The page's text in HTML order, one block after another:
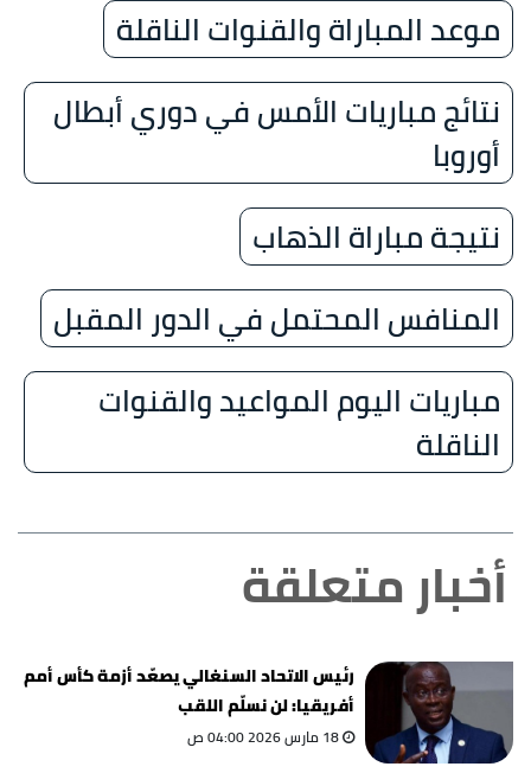
موعد المباراة والقنوات الناقلة
نتائج مباريات الأمس في دوري أبطال
أوروبا
نتيجة مباراة الذهاب
المنافس المحتمل في الدور المقبل
مباريات اليوم المواعيد والقنوات
الناقلة
أخبار متعلقة
رئيس الاتحاد السنغالي يصعّد أزمة كأس أمم
أفريقيا: لن نسلّم اللقب
18 مارس 2026 04:00 ص